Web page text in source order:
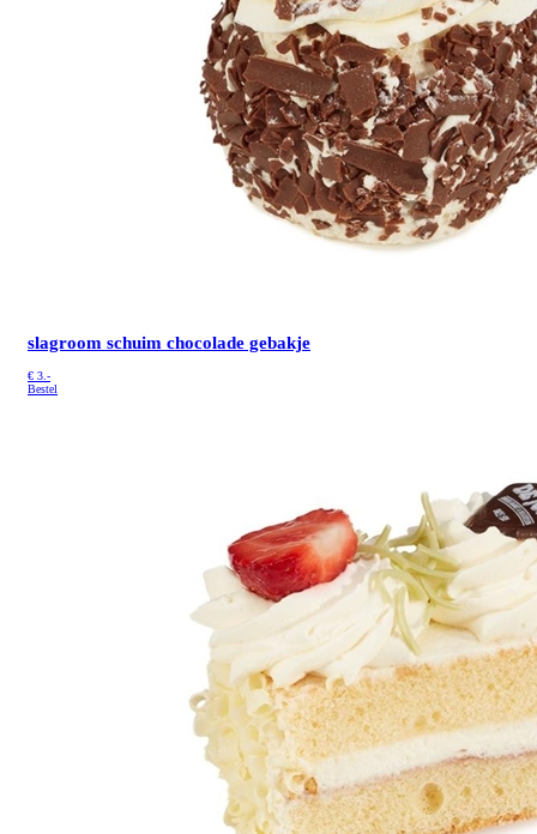
slagroom schuim chocolade gebakje
€ 3.-
Bestel